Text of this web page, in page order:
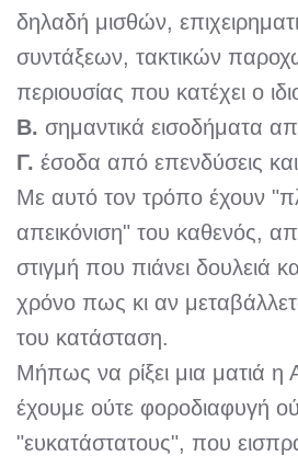
δηλαδή μισθών,
συντάξεων, τακτικών
περιουσίας που κατέχει ο
Β. σημαντικά εισοδήματα
Γ. έσοδα από επενδύσεις
Με αυτό τον τρόπο έχουν
απεικόνιση" του καθενός,
στιγμή που πιάνει δουλειά
χρόνο πως κι αν
του κατάσταση.
Μήπως να ρίξει μια ματιά
έχουμε ούτε φοροδιαφυγή
"ευκατάστατους", που